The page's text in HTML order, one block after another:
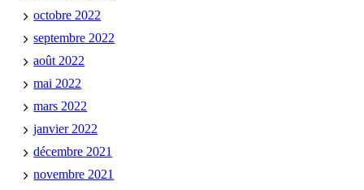
octobre 2022
septembre 2022
août 2022
mai 2022
mars 2022
janvier 2022
décembre 2021
novembre 2021